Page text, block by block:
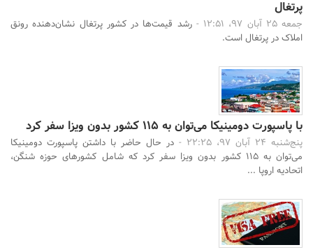
پرتغال
جمعه 25 آبان 97، 12:51 -
رشد قیمت‌ها در کشور پرتغال نشان‌دهنده رونق
املاک در پرتغال است.
با پاسپورت دومینیکا می‌توان به 115 کشور بدون ویزا سفر کرد
پنج‌شنبه 24 آبان 97، 22:25 -
در حال حاضر با داشتن پاسپورت دومینیکا
می‌توان به 115 کشور بدون ویزا سفر کرد که شامل کشورهای حوزه شنگن،
اتحادیه اروپا ...